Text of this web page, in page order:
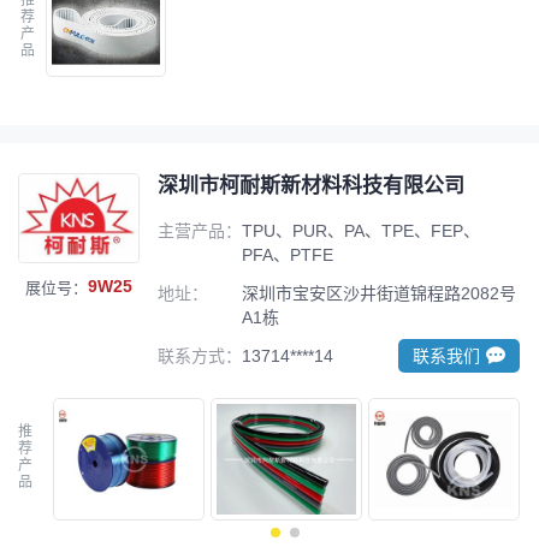
荐
产
品
展位号：9W25
深圳市柯耐斯新材料科技有限公司
主营产品：TPU、PUR、PA、TPE、FEP、
PFA、PTFE
地址：
深圳市宝安区沙井街道锦程路2082号
A1栋
联系方式： 13714****14 联系我们
推
荐
产
品